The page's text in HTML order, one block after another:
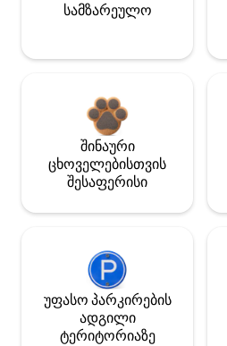
სამზარეულო
შინაური
ცხოველებისთვის
შესაფერისი
უფასო პარკირების
ადგილი
ტერიტორიაზე